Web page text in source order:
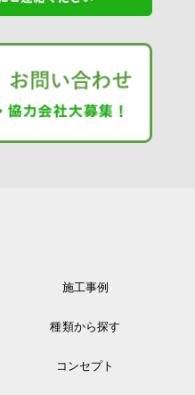
施工事例
種類から探す
コンセプト